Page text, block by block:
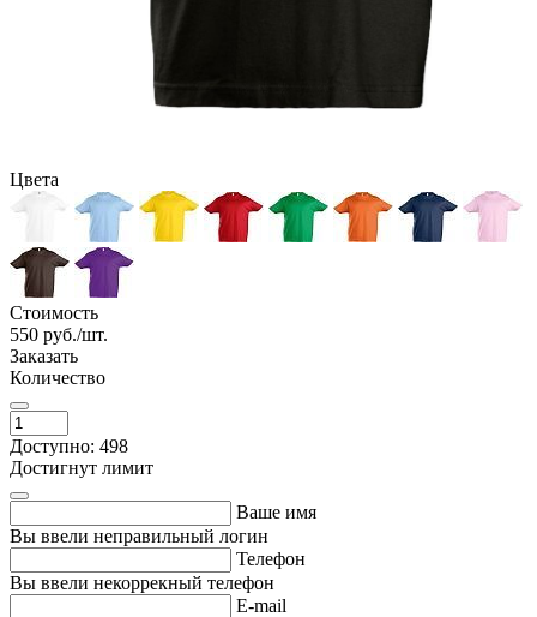
Цвета
Стоимость
550 руб./шт.
Заказать
Количество
Доступно: 498
Достигнут лимит
Ваше имя
Вы ввели неправильный логин
Телефон
Вы ввели некоррекный телефон
E-mail